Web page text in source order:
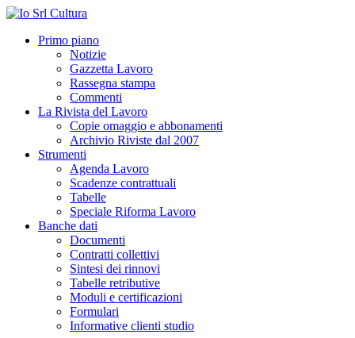
Primo piano
Notizie
Gazzetta Lavoro
Rassegna stampa
Commenti
La Rivista del Lavoro
Copie omaggio e abbonamenti
Archivio Riviste dal 2007
Strumenti
Agenda Lavoro
Scadenze contrattuali
Tabelle
Speciale Riforma Lavoro
Banche dati
Documenti
Contratti collettivi
Sintesi dei rinnovi
Tabelle retributive
Moduli e certificazioni
Formulari
Informative clienti studio